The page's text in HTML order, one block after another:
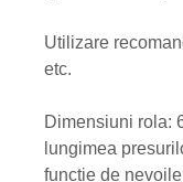
Utilizare
etc.
Dimensiuni rola:
lungimea
functie de